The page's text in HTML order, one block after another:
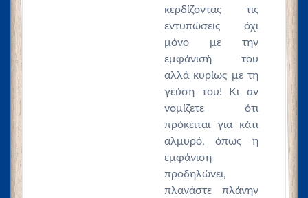
κερδίζοντας τις
εντυπώσεις όχι
μόνο με την
εμφάνισή του
αλλά κυρίως με τη
γεύση του! Κι αν
νομίζετε ότι
πρόκειται για κάτι
αλμυρό, όπως η
εμφάνιση
προδηλώνει,
πλανάστε πλάνην